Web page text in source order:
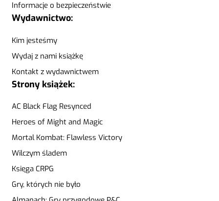
Informacje o bezpieczeństwie
Wydawnictwo:
Kim jesteśmy
Wydaj z nami książkę
Kontakt z wydawnictwem
Strony książek:
AC Black Flag Resynced
Heroes of Might and Magic
Mortal Kombat: Flawless Victory
Wilczym śladem
Księga CRPG
Gry, których nie było